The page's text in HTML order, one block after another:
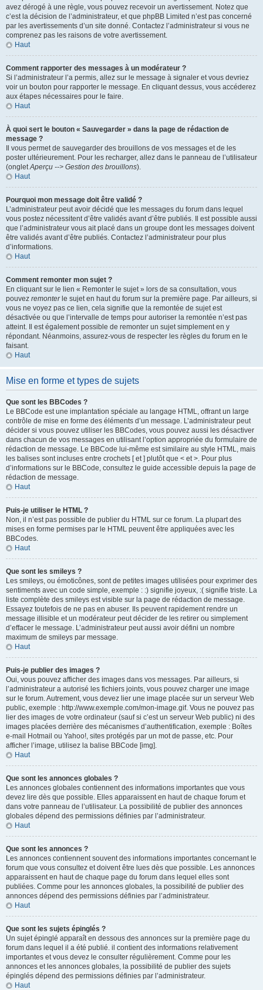
avez dérogé à une règle, vous pouvez recevoir un avertissement. Notez que
c’est la décision de l’administrateur, et que phpBB Limited n’est pas concerné
par les avertissements d’un site donné. Contactez l’administrateur si vous ne
comprenez pas les raisons de votre avertissement.
Haut
Comment rapporter des messages à un modérateur ?
Si l’administrateur l’a permis, allez sur le message à signaler et vous devriez
voir un bouton pour rapporter le message. En cliquant dessus, vous accéderez
aux étapes nécessaires pour le faire.
Haut
À quoi sert le bouton « Sauvegarder » dans la page de rédaction de
message ?
Il vous permet de sauvegarder des brouillons de vos messages et de les
poster ultérieurement. Pour les recharger, allez dans le panneau de l’utilisateur
(ongletAperçu --> Gestion des brouillons).
Haut
Pourquoi mon message doit être validé ?
L’administrateur peut avoir décidé que les messages du forum dans lequel
vous postez nécessitent d’être validés avant d’être publiés. Il est possible aussi
que l’administrateur vous ait placé dans un groupe dont les messages doivent
être validés avant d’être publiés. Contactez l’administrateur pour plus
d’informations.
Haut
Comment remonter mon sujet ?
En cliquant sur le lien « Remonter le sujet » lors de sa consultation, vous
pouvez remonterle sujet en haut du forum sur la première page. Par ailleurs, si
vous ne voyez pas ce lien, cela signifie que la remontée de sujet est
désactivée ou que l’intervalle de temps pour autoriser la remontée n’est pas
atteint. Il est également possible de remonter un sujet simplement en y
répondant. Néanmoins, assurez-vous de respecter les règles du forum en le
faisant.
Haut
Mise en forme et types de sujets
Que sont les BBCodes ?
Le BBCode est une implantation spéciale au langage HTML, offrant un large
contrôle de mise en forme des éléments d’un message. L’administrateur peut
décider si vous pouvez utiliser les BBCodes, vous pouvez aussi les désactiver
dans chacun de vos messages en utilisant l’option appropriée du formulaire de
rédaction de message. Le BBCode lui-même est similaire au style HTML, mais
les balises sont incluses entre crochets [ et ] plutôt que < et >. Pour plus
d’informations sur le BBCode, consultez le guide accessible depuis la page de
rédaction de message.
Haut
Puis-je utiliser le HTML ?
Non, il n’est pas possible de publier du HTML sur ce forum. La plupart des
mises en forme permises par le HTML peuvent être appliquées avec les
BBCodes.
Haut
Que sont les smileys ?
Les smileys, ou émoticônes, sont de petites images utilisées pour exprimer des
sentiments avec un code simple, exemple : :) signifie joyeux, :( signifie triste. La
liste complète des smileys est visible sur la page de rédaction de message.
Essayez toutefois de ne pas en abuser. Ils peuvent rapidement rendre un
message illisible et un modérateur peut décider de les retirer ou simplement
d’effacer le message. L’administrateur peut aussi avoir défini un nombre
maximum de smileys par message.
Haut
Puis-je publier des images ?
Oui, vous pouvez afficher des images dans vos messages. Par ailleurs, si
l’administrateur a autorisé les fichiers joints, vous pouvez charger une image
sur le forum. Autrement, vous devez lier une image placée sur un serveur Web
public, exemple : http://www.exemple.com/mon-image.gif. Vous ne pouvez pas
lier des images de votre ordinateur (sauf si c’est un serveur Web public) ni des
images placées derrière des mécanismes d’authentification, exemple : Boîtes
e-mail Hotmail ou Yahoo!, sites protégés par un mot de passe, etc. Pour
afficher l’image, utilisez la balise BBCode [img].
Haut
Que sont les annonces globales ?
Les annonces globales contiennent des informations importantes que vous
devez lire dès que possible. Elles apparaissent en haut de chaque forum et
dans votre panneau de l’utilisateur. La possibilité de publier des annonces
globales dépend des permissions définies par l’administrateur.
Haut
Que sont les annonces ?
Les annonces contiennent souvent des informations importantes concernant le
forum que vous consultez et doivent être lues dès que possible. Les annonces
apparaissent en haut de chaque page du forum dans lequel elles sont
publiées. Comme pour les annonces globales, la possibilité de publier des
annonces dépend des permissions définies par l’administrateur.
Haut
Que sont les sujets épinglés ?
Un sujet épinglé apparaît en dessous des annonces sur la première page du
forum dans lequel il a été publié. il contient des informations relativement
importantes et vous devez le consulter régulièrement. Comme pour les
annonces et les annonces globales, la possibilité de publier des sujets
épinglés dépend des permissions définies par l’administrateur.
Haut